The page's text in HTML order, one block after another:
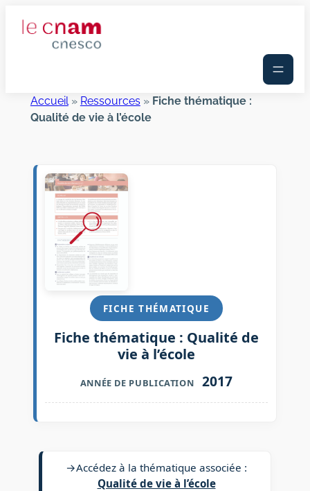
Accueil» Ressources» Fiche thématique :
Qualité de vie à l’école
FICHE THÉMATIQUE
Fiche thématique : Qualité de
vie à l’école
ANNÉE DE PUBLICATION 2017
→Accédez à la thématique associée :
Qualité de vie à l’école